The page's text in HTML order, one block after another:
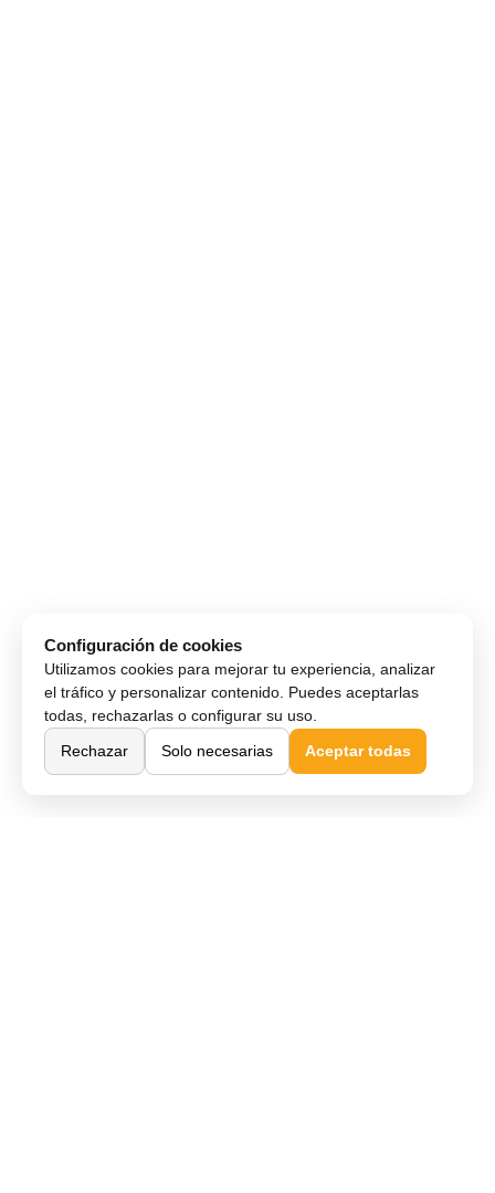
Configuración de cookies
Utilizamos cookies para mejorar tu experiencia, analizar
el tráfico y personalizar contenido. Puedes aceptarlas
todas, rechazarlas o configurar su uso.
Rechazar
Solo necesarias Aceptar todas